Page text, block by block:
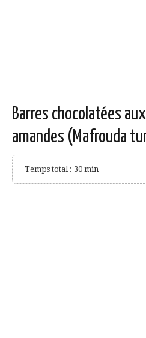
Barres chocolatées
amandes (Mafrouda
Temps total : 30 min